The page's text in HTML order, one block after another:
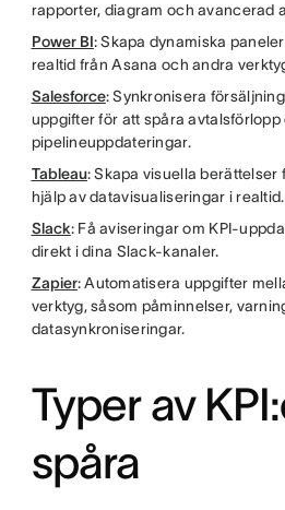
rapporter, diagram och avancerad
Power BI: Skapa dynamiska
realtid från Asana och andra
Salesforce: Synkronisera
uppgifter för att spåra avtalsförlopp
pipelineuppdateringar.
Tableau: Skapa visuella berättelser
hjälp av datavisualiseringar i realtid.
Slack: Få aviseringar om KPI-
direkt i dina Slack-kanaler.
Zapier: Automatisera uppgifter
verktyg, såsom påminnelser,
datasynkroniseringar.
Typer av
spåra